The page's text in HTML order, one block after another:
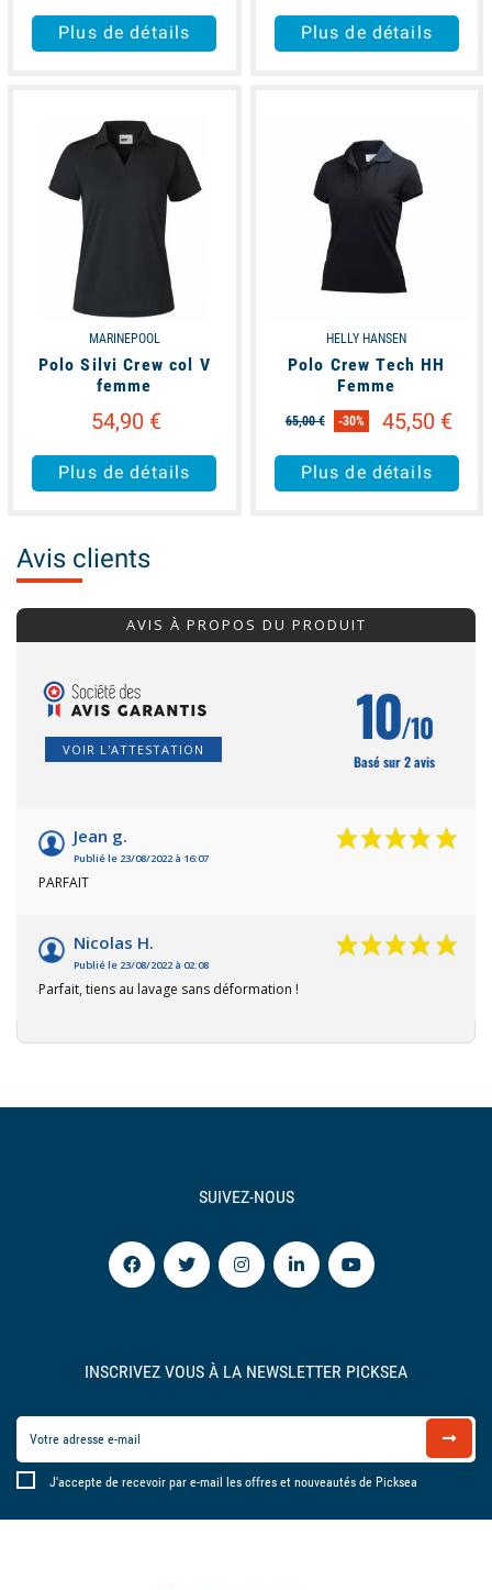
Plus de détails Plus de détails
MARINEPOOL
Polo Silvi Crew col V
femme
54,90 €
Plus de détails
HELLY HANSEN
Polo Crew Tech HH
Femme
65,00 € -30% 45,50 €
Plus de détails
Avis clients
AVIS À PROPOS DU PRODUIT
VOIR L'ATTESTATION 10/10
Basé sur 2 avis
Jean g.
Publié le 23/08/2022 à 16:07
PARFAIT
Nicolas H.
Publié le 23/08/2022 à 02:08
Parfait, tiens au lavage sans déformation !
SUIVEZ-NOUS
INSCRIVEZ VOUS À LA NEWSLETTER PICKSEA
J'accepte de recevoir par e-mail les offres et nouveautés de Picksea